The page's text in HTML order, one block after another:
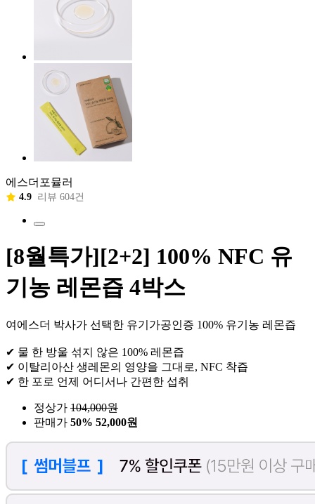
에스더포뮬러
4.9 리뷰 604건
[8월특가][2+2] 100% NFC 유
기농 레몬즙 4박스
여에스더 박사가 선택한 유기가공인증 100% 유기농 레몬즙
✔ 물 한 방울 섞지 않은 100% 레몬즙
✔ 이탈리아산 생레몬의 영양을 그대로, NFC 착즙
✔ 한 포로 언제 어디서나 간편한 섭취
정상가 104,000원
판매가 50% 52,000원